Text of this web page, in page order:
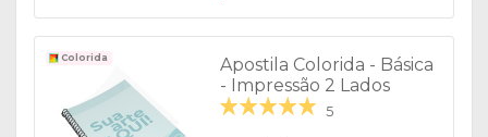
Colorida
Apostila Colorida - Básica
- Impressão 2 Lados
5